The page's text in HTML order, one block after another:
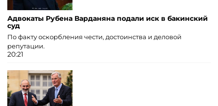
Адвокаты Рубена Варданяна подали иск в бакинский
суд
По факту оскорбления чести, достоинства и деловой
репутации.
20:21